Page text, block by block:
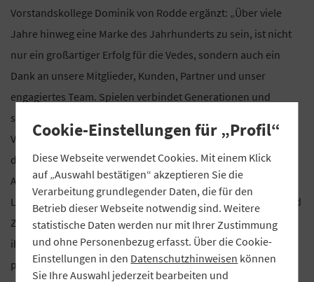
Vorstandskollege Dominik von Rodde ergänzt: „Über viele
Jahre hinweg eine Marke des Jahrhunderts zu sein, ist nicht
nur ein großartiger Erfolg für die Vedes, sondern auch ein
Dank an unsere Mitglieder, Kunden, Partner und unser
engagiertes Team. Spielen verbindet Generationen und
schafft gemeinsame Erlebnisräume. Dafür steht die Marke
Vedes wie keine andere.“ Alle drei Jahre haben Unternehmen
die Chance, eine „Marke des Jahrhunderts“ zu werden. Diese
Auszeichnung würdigt Unternehmen, die mit besonderen
Leistungen im Bereich Innovation, Beständigkeit, Qualität und
Zukunftsfähigkeit sowie einer einzigartigen Marktposition in
ihren jeweiligen Produktkategorien überzeugen. Das
prestigeträchtige Markensiegel demonstriert dabei die
Cookie-Einstellungen für „Profil“
Diese Webseite verwendet Cookies. Mit einem Klick
auf „Auswahl bestätigen“ akzeptieren Sie die
Verarbeitung grundlegender Daten, die für den
Betrieb dieser Webseite notwendig sind. Weitere
statistische Daten werden nur mit Ihrer Zustimmung
und ohne Personenbezug erfasst. Über die Cookie-
Einstellungen in den Datenschutzhinweisen können
Sie Ihre Auswahl jederzeit bearbeiten und